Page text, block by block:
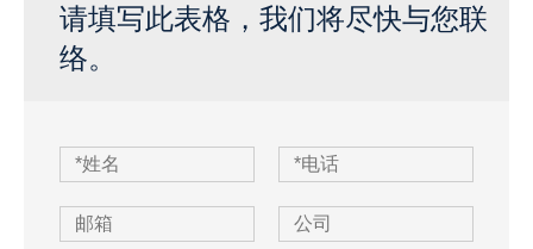
请填写此表格，我们将尽快与您联
络。